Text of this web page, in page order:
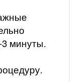
3 минуты.